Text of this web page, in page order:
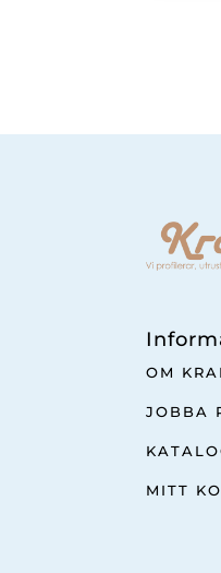
OM
JOBBA
MITT